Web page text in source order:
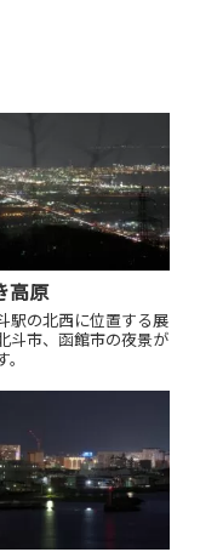
高原
駅の北西に位置する展
斗市、函館市の夜景が